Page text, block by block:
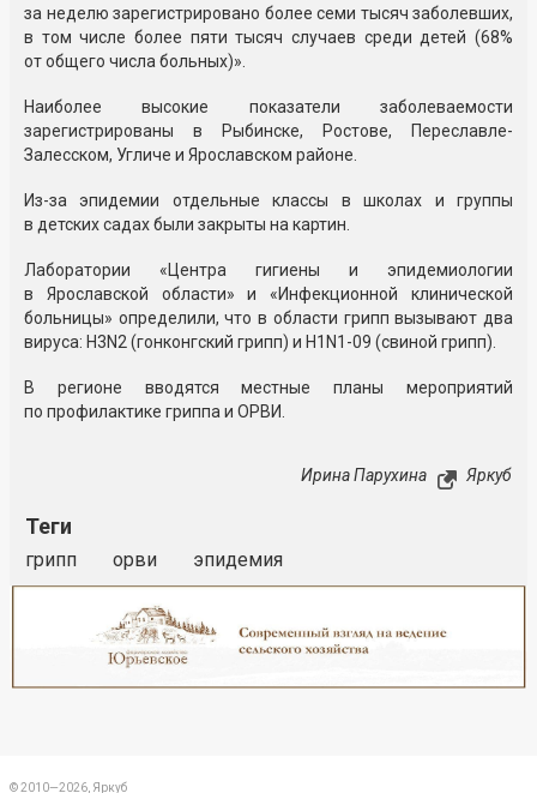
за неделю зарегистрировано более семи тысяч заболевших,
в том числе более пяти тысяч случаев среди детей (68%
от общего числа больных)».
Наиболее высокие показатели заболеваемости
зарегистрированы в Рыбинске, Ростове, Переславле-
Залесском, Угличе и Ярославском районе.
Из-за эпидемии отдельные классы в школах и группы
в детских садах были закрыты на картин.
Лаборатории «Центра гигиены и эпидемиологии
в Ярославской области» и «Инфекционной клинической
больницы» определили, что в области грипп вызывают два
вируса: H3N2 (гонконгский грипп) и H1N1-09 (свиной грипп).
В регионе вводятся местные планы мероприятий
по профилактике гриппа и ОРВИ.
Ирина Парухина Яркуб
Теги
грипп орви эпидемия
© 2010—2026, Яркуб